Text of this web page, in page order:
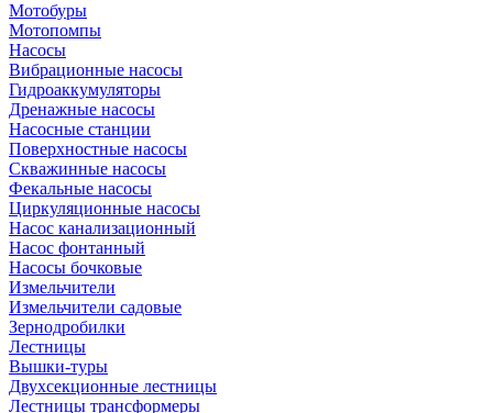
Мотобуры
Мотопомпы
Насосы
Вибрационные насосы
Гидроаккумуляторы
Дренажные насосы
Насосные станции
Поверхностные насосы
Скважинные насосы
Фекальные насосы
Циркуляционные насосы
Насос канализационный
Насос фонтанный
Насосы бочковые
Измельчители
Измельчители садовые
Зернодробилки
Лестницы
Вышки-туры
Двухсекционные лестницы
Лестницы трансформеры